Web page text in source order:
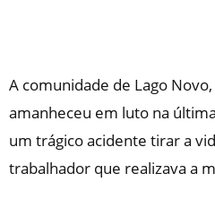
A comunidade de Lago
amanheceu em luto na
um trágico acidente tirar a
trabalhador que realizava a